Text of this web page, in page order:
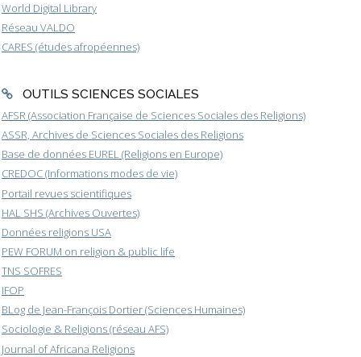
World Digital Library
Réseau VALDO
CARES (études afropéennes)
OUTILS SCIENCES SOCIALES
AFSR (Association Française de Sciences Sociales des Religions)
ASSR, Archives de Sciences Sociales des Religions
Base de données EUREL (Religions en Europe)
CREDOC (Informations modes de vie)
Portail revues scientifiques
HAL SHS (Archives Ouvertes)
Données religions USA
PEW FORUM on religion & public life
TNS SOFRES
IFOP
BLog de Jean-François Dortier (Sciences Humaines)
Sociologie & Religions (réseau AFS)
Journal of Africana Religions